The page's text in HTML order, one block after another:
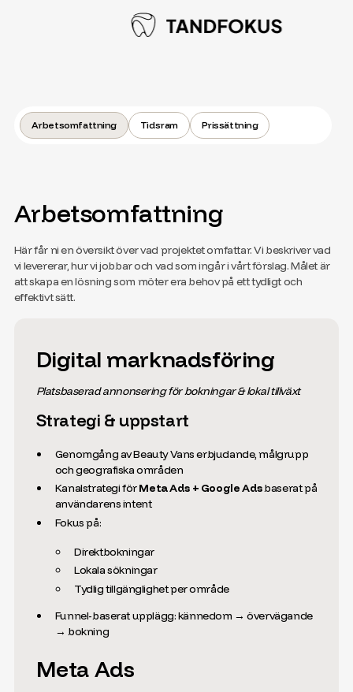
Arbetsomfattning Tidsram Prissättning
Arbetsomfattning
Här får ni en översikt över vad projektet omfattar. Vi beskriver vad
vi levererar, hur vi jobbar och vad som ingår i vårt förslag. Målet är
att skapa en lösning som möter era behov på ett tydligt och
effektivt sätt.
Digital marknadsföring
Platsbaserad annonsering för bokningar & lokal tillväxt
Strategi & uppstart
Genomgång av Beauty Vans erbjudande, målgrupp
och geografiska områden
Kanalstrategi förMeta Ads + Google Adsbaserat på
användarens intent
Fokus på:
Direktbokningar
Lokala sökningar
Tydlig tillgänglighet per område
Funnel-baserat upplägg: kännedom → övervägande
→ bokning
Meta Ads